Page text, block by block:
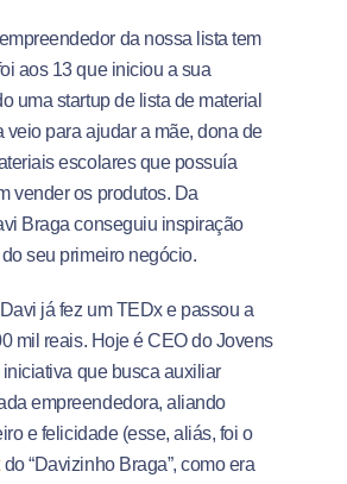
da nossa lista tem
aos 13 que iniciou a sua
uma startup de lista de material
veio para ajudar a mãe, dona de
escolares que possuía
vender os produtos. Da
Braga conseguiu inspiração
seu primeiro negócio.
já fez um TEDx e passou a
mil reais. Hoje é CEO do Jovens
iniciativa que busca auxiliar
empreendedora, aliando
e felicidade (esse, aliás, foi o
do “Davizinho Braga”, como era